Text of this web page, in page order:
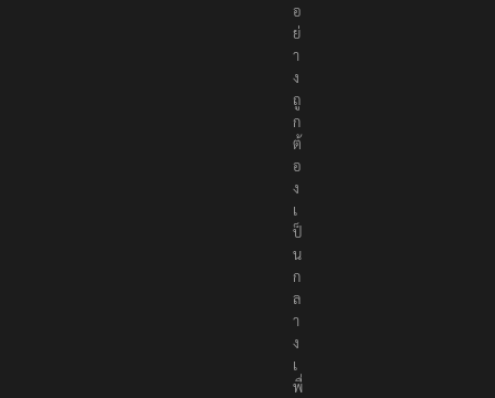
อ
ย่
า
ง
ถู
ก
ต้
อ
ง
เ
ป็
น
ก
ล
า
ง
เ
พื่